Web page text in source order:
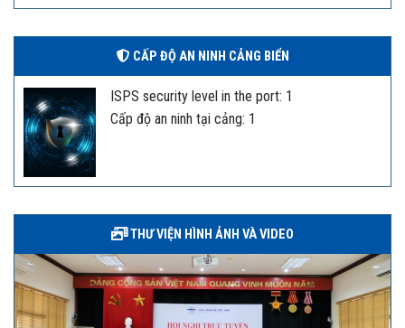
CẤP ĐỘ AN NINH CẢNG BIỂN
ISPS security level in the port: 1
Cấp độ an ninh tại cảng: 1
THƯ VIỆN HÌNH ẢNH VÀ VIDEO